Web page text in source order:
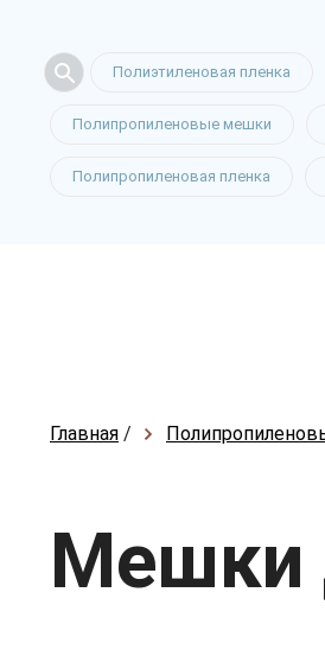
Полиэтиленовая пленка
Полипропиленовые мешки
Полипропиленовая пленка
Главная /
Мешки